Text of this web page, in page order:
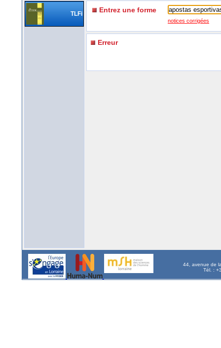
TLFi Entrez une forme
notices corrigées
Erreur
44, avenue de
Tél. :